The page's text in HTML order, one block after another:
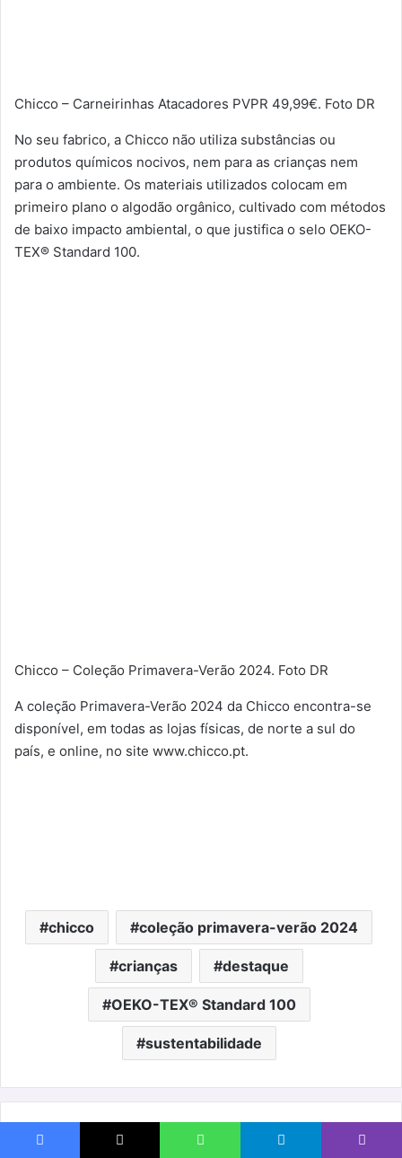
Chicco – Carneirinhas Atacadores PVPR 49,99€. Foto DR
No seu fabrico, a Chicco não utiliza substâncias ou
produtos químicos nocivos, nem para as crianças nem
para o ambiente. Os materiais utilizados colocam em
primeiro plano o algodão orgânico, cultivado com métodos
de baixo impacto ambiental, o que justifica o selo OEKO-
TEX® Standard 100.
Chicco – Coleção Primavera-Verão 2024. Foto DR
A coleção Primavera-Verão 2024 da Chicco encontra-se
disponível, em todas as lojas físicas, de norte a sul do
país, e online, no site www.chicco.pt.
chicco coleção primavera-verão 2024
crianças destaque
OEKO-TEX® Standard 100
sustentabilidade
novidades